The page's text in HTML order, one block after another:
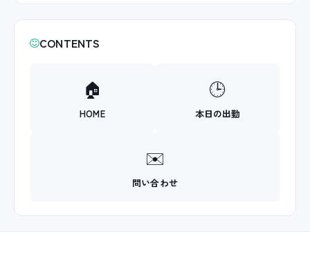
CONTENTS
🏠
HOME
🕒
本日の出勤
✉️
問い合わせ